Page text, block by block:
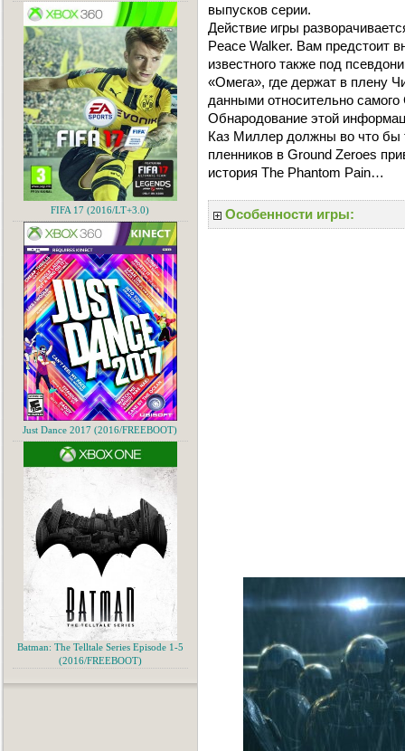
выпусков серии.
Действие игры
Peace Walker. Вам предстоит
известного также под
«Омега», где держат в плену
данными относительно самого
Обнародование этой
Каз Миллер должны во что бы
пленников в Ground Zeroes
история The Phantom Pain…
Особенности игры:
FIFA 17 (2016/LT+3.0)
Just Dance 2017 (2016/FREEBOOT)
Batman: The Telltale Series Episode 1-5
(2016/FREEBOOT)